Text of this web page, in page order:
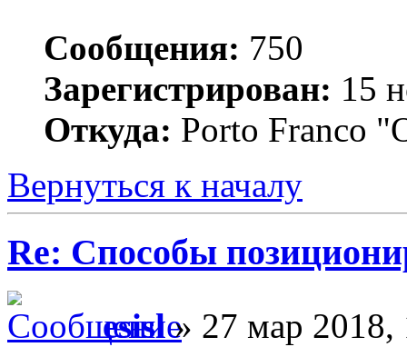
Сообщения: 750
Зарегистрирован: 15
Откуда: Porto Franco
Вернуться к началу
Re: Способы
esisl» 27 мар 2018,